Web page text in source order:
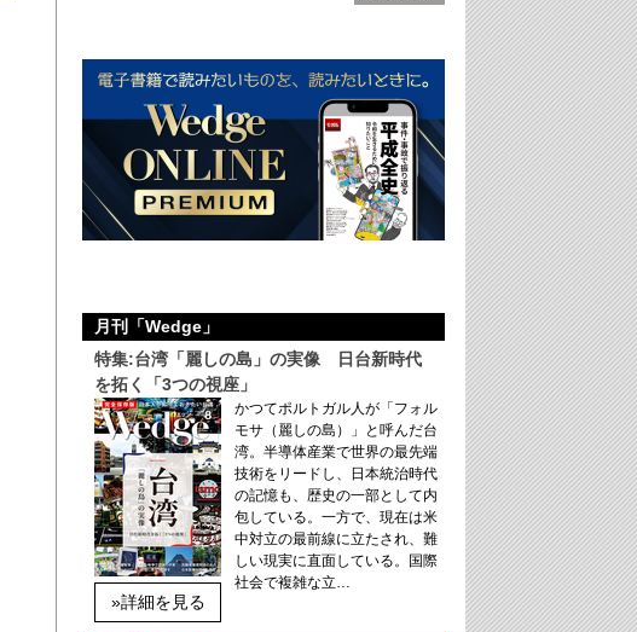
月刊「Wedge」
特集:台湾「麗しの島」の実像 日台新時代
を拓く「3つの視座」
»詳細を見る
かつてポルトガル人が「フォル
モサ（麗しの島）」と呼んだ台
湾。半導体産業で世界の最先端
技術をリードし、日本統治時代
の記憶も、歴史の一部として内
包している。一方で、現在は米
中対立の最前線に立たされ、難
しい現実に直面している。国際
社会で複雑な立…